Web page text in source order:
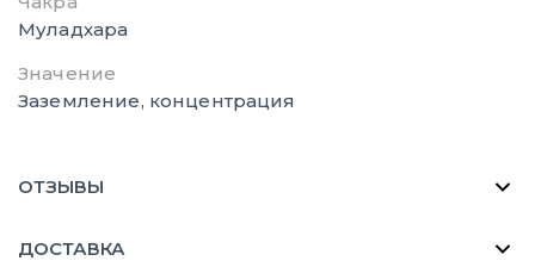
Муладхара
Значение
Заземление, концентрация
ОТЗЫВЫ
ДОСТАВКА